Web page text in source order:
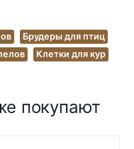
Брудеры для птиц
Клетки для кур
покупают